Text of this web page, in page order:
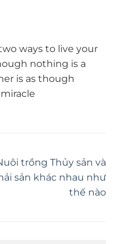
ways to live your
nothing is a
is as though
trồng Thủy sản và
sản khác nhau như
thế nào